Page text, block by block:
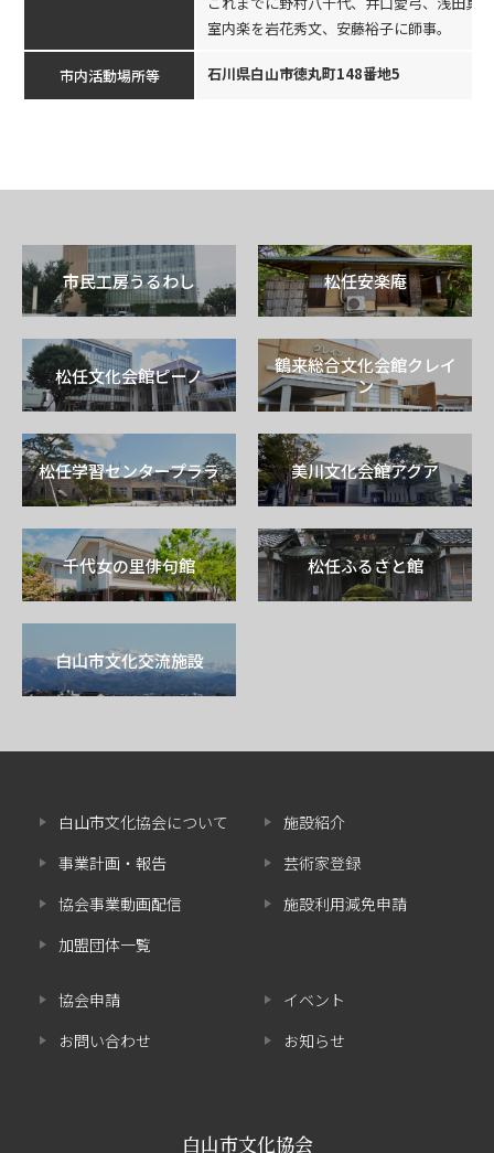
室内楽を岩花秀文、安藤裕子に師事。
市内活動場所等 石川県白山市徳丸町148番地5
市民工房うるわし 松任安楽庵
松任文化会館ピーノ
鶴来総合文化会館クレイ
ン
松任学習センタープララ 美川文化会館アクア
千代女の里俳句館 松任ふるさと館
白山市文化交流施設
白山市文化協会について
事業計画・報告
協会事業動画配信
加盟団体一覧
施設紹介
芸術家登録
施設利用減免申請
協会申請
お問い合わせ
イベント
お知らせ
白山市文化協会